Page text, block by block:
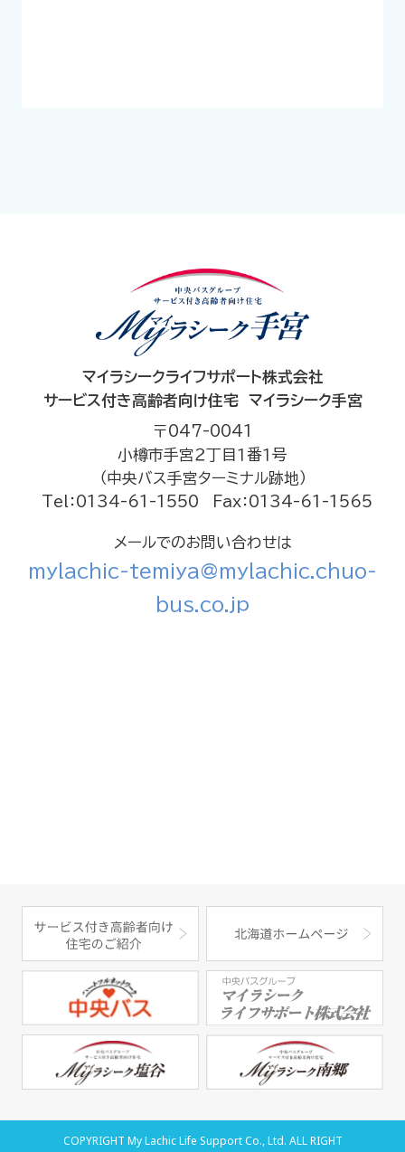
マイラシークライフサポート株式会社
サービス付き高齢者向け住宅 マイラシーク手宮
〒047-0041
小樽市手宮２丁目１番１号
（中央バス手宮ターミナル跡地）
Tel：0134-61-1550
Fax：0134-61-1565
メールでのお問い合わせは
mylachic-temiya@mylachic.chuo-
bus.co.jp
COPYRIGHT My Lachic Life Support Co., Ltd. ALL RIGHT